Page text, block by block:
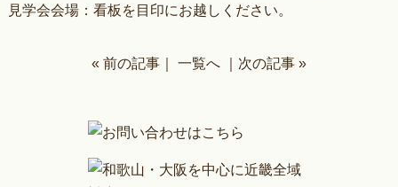
見学会会場：看板を目印にお越しください。
« 前の記事｜ 一覧へ 次の記事 »